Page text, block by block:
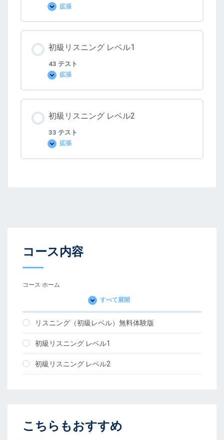
拡張
リ
ニ
ン
（初
レ
ベ
ル）
料
体
版
初級リスニング レベル1
43 テスト
拡張
初
リ
ス
ン
レ
ル
初級リスニング レベル2
33 テスト
拡張
初
リ
コース内容
コース ホーム
すべて展開
レ
ッ
ン
リスニング（初級レベル）無料体験版
初級リスニング レベル1
初級リスニング レベル2
こちらもおすすめ